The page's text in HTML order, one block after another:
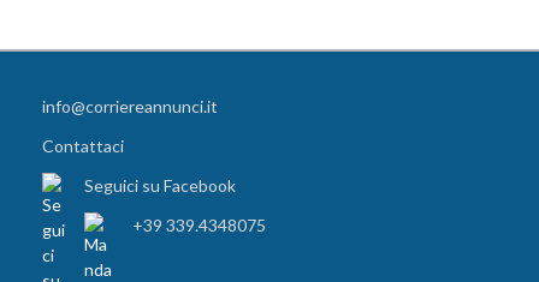
info@corriereannunci.it
Contattaci
Seguici su Facebook
+39 339.4348075